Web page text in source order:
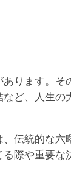
ます。
す。
ります。そ
ど、人生の
伝統的な六
際や重要な